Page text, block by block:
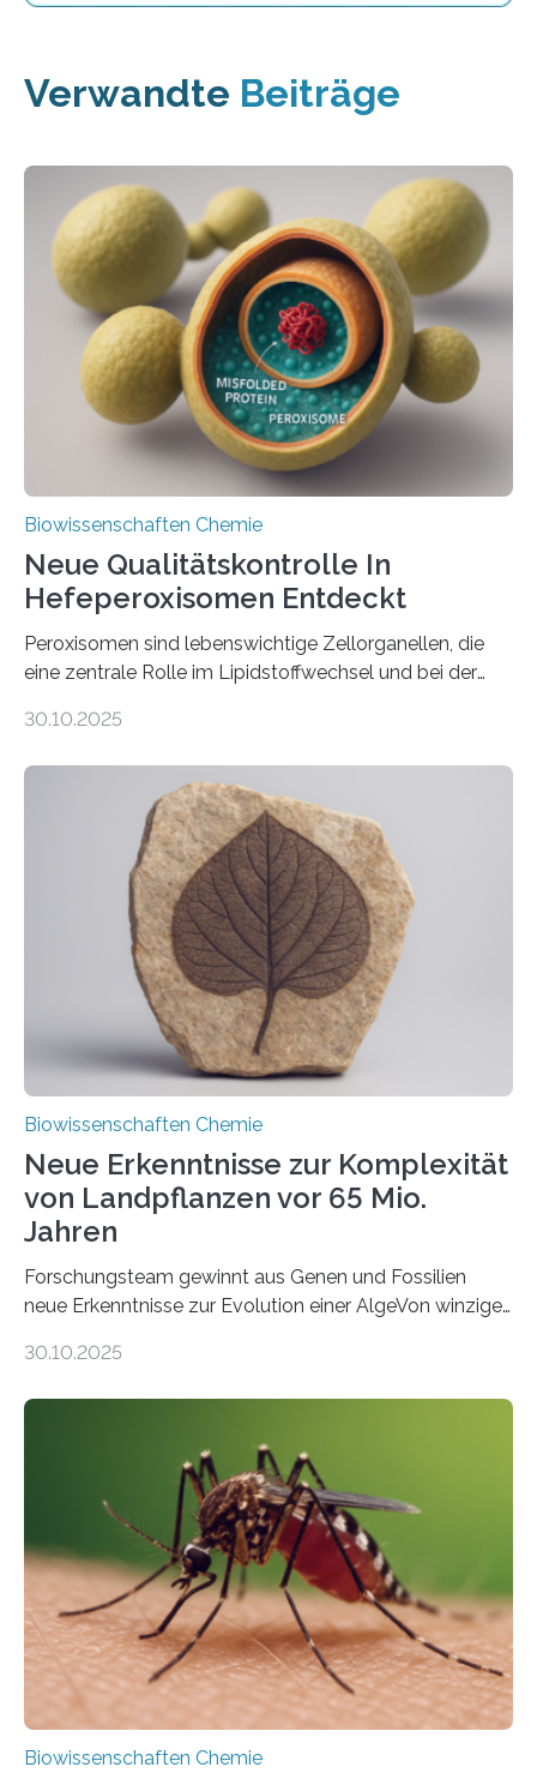
Verwandte Beiträge
Biowissenschaften Chemie
Neue Qualitätskontrolle In
Hefeperoxisomen Entdeckt
Peroxisomen sind lebenswichtige Zellorganellen, die
eine zentrale Rolle im Lipidstoffwechsel und bei der
erfüllen können, müssen zahlreiche Enzyme präzise in
der Ruhr-Universität Bochum um Prof. Dr. Ralf Erdmann
und Dr. Ismaila Francis Yusuf hat nun einen bislang
unbekannten Qualitätskontrollmechanismus des
peroxisomalen Proteintransports in der Bäckerhefe
Saccharomyces cerevisiae entdeckt, der für die
Funktionsfähigkeit der Organellen entscheidend ist. Die
Studie wurde am 28. Oktober 2025 in der
Fachzeitschrift…
30.10.2025
Biowissenschaften Chemie
Neue Erkenntnisse zur Komplexität
von Landpflanzen vor 65 Mio.
Jahren
Forschungsteam gewinnt aus Genen und Fossilien
neue Erkenntnisse zur Evolution einer AlgeVon winzigen
Landpflanzen zählen zu den komplexesten
Grünalgen, die vor Hunderten von Millionen Jahren
lebten. Unter den Vorfahren sticht eine Gruppe heraus,
die noch heute in der Natur vorkommt: die
Süßwasseralge Coleochaetophyceae. Einige Arten
dieser Gruppe bilden aus Zellfäden dichte Geflechte
mit scheibenförmiger Gestalt. Was auffällig ist: Die
nächsten…
30.10.2025
Biowissenschaften Chemie